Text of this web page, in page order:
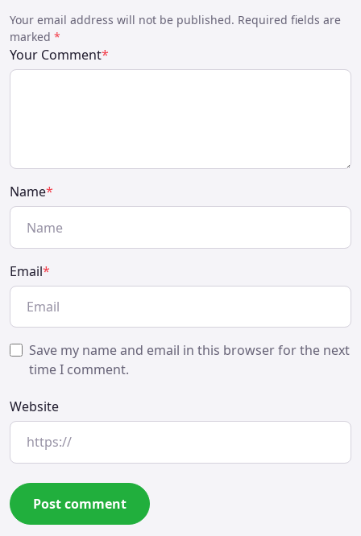
Your email address will not be published. Required fields are
marked *
Your Comment*
Name*
Email*
Save my name and email in this browser for the next
time I comment.
Website